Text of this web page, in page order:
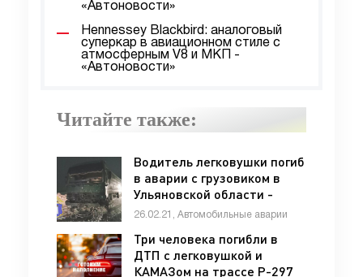
«Автоновости»
Hennessey Blackbird: аналоговый
суперкар в авиационном стиле с
атмосферным V8 и МКП -
«Автоновости»
Читайте также:
Водитель легковушки погиб
в аварии с грузовиком в
Ульяновской области -
«ДТП»
26.02.21, Автомобильные аварии
Три человека погибли в
ДТП с легковушкой и
КАМАЗом на трассе Р-297